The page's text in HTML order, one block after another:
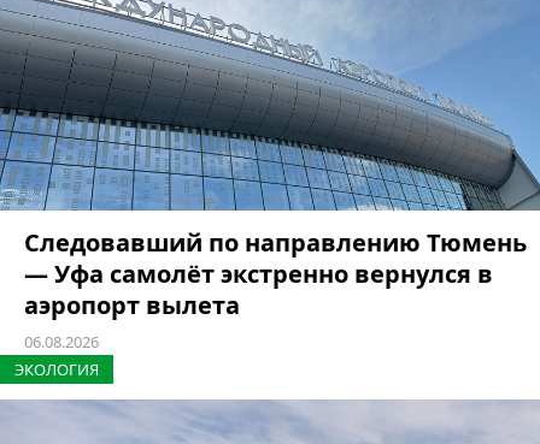
Следовавший по направлению Тюмень
— Уфа самолёт экстренно вернулся в
аэропорт вылета
06.08.2026
ЭКОЛОГИЯ